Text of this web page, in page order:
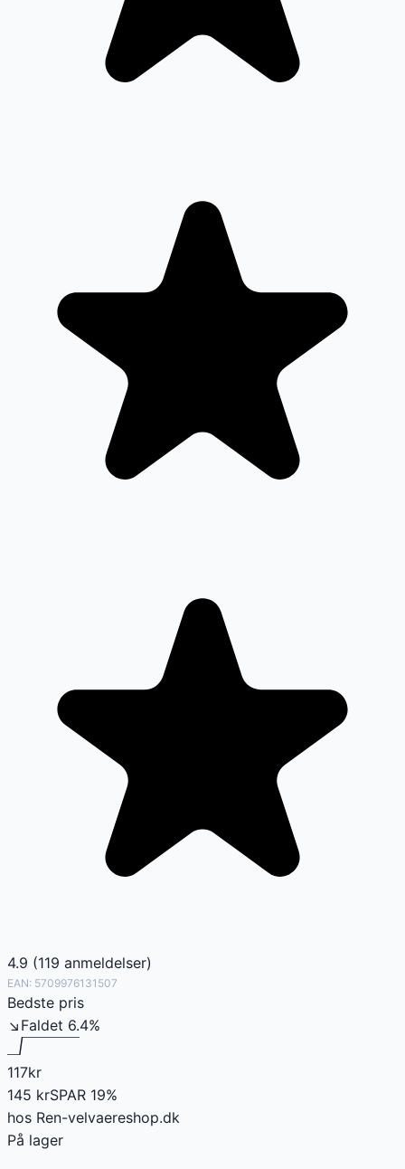
4.9 (119 anmeldelser)
EAN: 5709976131507
Bedste pris
↘ Faldet 6.4%
117kr
145 krSPAR 19%
hos Ren-velvaereshop.dk
På lager